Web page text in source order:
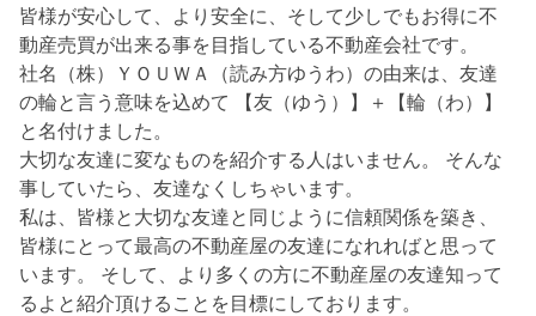
皆様が安心して、より安全に、そして少しでもお得に不
動産売買が出来る事を目指している不動産会社です。
社名（株）ＹＯＵＷＡ（読み方ゆうわ）の由来は、友達
の輪と言う意味を込めて 【友（ゆう）】＋【輪（わ）】
と名付けました。
大切な友達に変なものを紹介する人はいません。 そんな
事していたら、友達なくしちゃいます。
私は、皆様と大切な友達と同じように信頼関係を築き、
皆様にとって最高の不動産屋の友達になれればと思って
います。 そして、より多くの方に不動産屋の友達知って
るよと紹介頂けることを目標にしております。